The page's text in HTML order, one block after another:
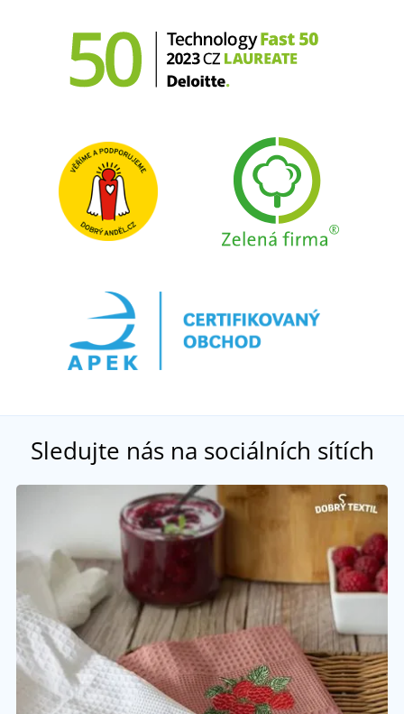
Sledujte nás na sociálních sítích